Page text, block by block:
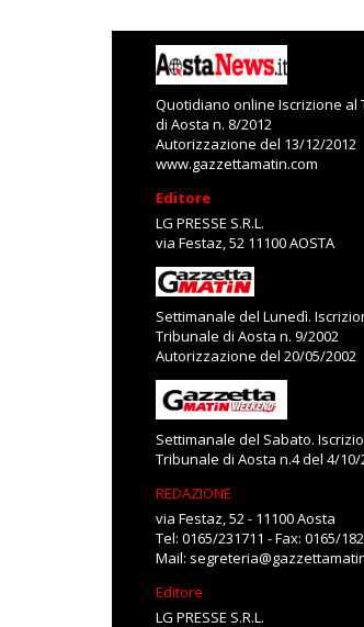
Quotidiano online Iscrizione al
di Aosta n. 8/2012
Autorizzazione del 13/12/2012
www.gazzettamatin.com
Editore
LG PRESSE S.R.L.
via Festaz, 52 11100 AOSTA
Settimanale del Lunedì.
Tribunale di Aosta n. 9/2002
Autorizzazione del 20/05/2002
Settimanale del Sabato.
Tribunale di Aosta n.4 del 4/10/
REDAZIONE
via Festaz, 52 - 11100 Aosta
Tel: 0165/231711 - Fax: 0165/
Mail:
Editore
LG PRESSE S.R.L.